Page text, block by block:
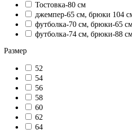
Тостовка-80 см
джемпер-65 см, брюки 104
футболка-70 см, брюки-65
футболка-74 см, брюки-88
Размер
52
54
56
58
60
62
64